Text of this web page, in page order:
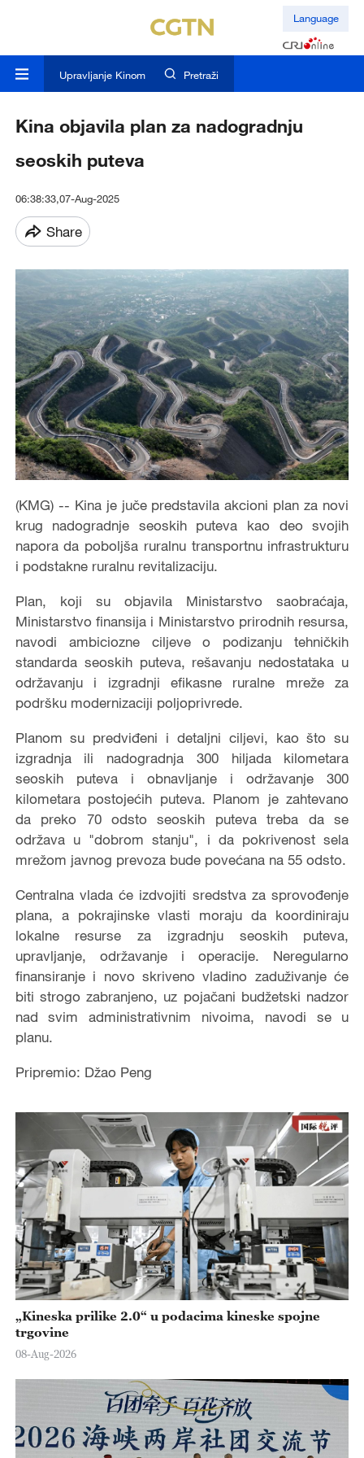
Language
Upravljanje Kinom Pretraži
Kina objavila plan za nadogradnju
seoskih puteva
06:38:33,07-Aug-2025
Share
(KMG) -- Kina je juče predstavila akcioni plan za novi
krug nadogradnje seoskih puteva kao deo svojih
napora da poboljša ruralnu transportnu infrastrukturu
i podstakne ruralnu revitalizaciju.
Plan, koji su objavila Ministarstvo saobraćaja,
Ministarstvo finansija i Ministarstvo prirodnih resursa,
navodi ambiciozne ciljeve o podizanju tehničkih
standarda seoskih puteva, rešavanju nedostataka u
održavanju i izgradnji efikasne ruralne mreže za
podršku modernizaciji poljoprivrede.
Planom su predviđeni i detaljni ciljevi, kao što su
izgradnja ili nadogradnja 300 hiljada kilometara
seoskih puteva i obnavljanje i održavanje 300
kilometara postojećih puteva. Planom je zahtevano
da preko 70 odsto seoskih puteva treba da se
održava u "dobrom stanju", i da pokrivenost sela
mrežom javnog prevoza bude povećana na 55 odsto.
Centralna vlada će izdvojiti sredstva za sprovođenje
plana, a pokrajinske vlasti moraju da koordiniraju
lokalne resurse za izgradnju seoskih puteva,
upravljanje, održavanje i operacije. Neregularno
finansiranje i novo skriveno vladino zaduživanje će
biti strogo zabranjeno, uz pojačani budžetski nadzor
nad svim administrativnim nivoima, navodi se u
planu.
Pripremio: Džao Peng
„Kineska prilike 2.0“ u podacima kineske spojne
trgovine
08-Aug-2026